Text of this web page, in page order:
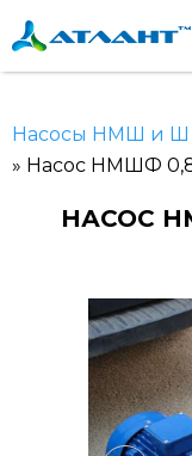
Насосы НМШ и Ш
» Насос НМШФ
НАСОС